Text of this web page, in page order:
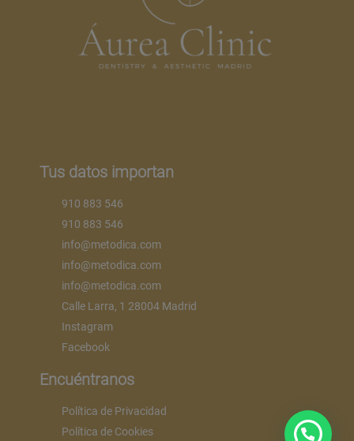
Tus datos importan
910 883 546
910 883 546
info@metodica.com
info@metodica.com
info@metodica.com
Calle Larra, 1 28004 Madrid
Instagram
Facebook
Encuéntranos
Política de Privacidad
Política de Cookies